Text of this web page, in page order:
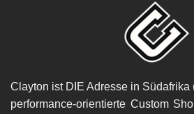
Clayton ist DIE Adresse in Südafrika
performance-orientierte Custom